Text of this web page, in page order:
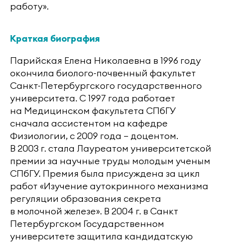
работу».
Краткая биография
Парийская Елена Николаевна в 1996 году
окончила биолого-почвенный факультет
Санкт-Петербургского государственного
университета. С 1997 года работает
на Медицинском факультета СПбГУ
сначала ассистентом на кафедре
Физиологии, с 2009 года — доцентом.
В 2003 г. стала Лауреатом университетской
премии за научные труды молодым ученым
СПбГУ. Премия была присуждена за цикл
работ «Изучение аутокринного механизма
регуляции образования секрета
в молочной железе». В 2004 г. в Санкт
Петербургском Государственном
университете защитила кандидатскую